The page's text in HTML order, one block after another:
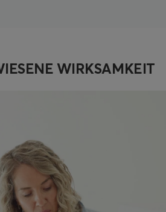
WIRKSAMKEIT